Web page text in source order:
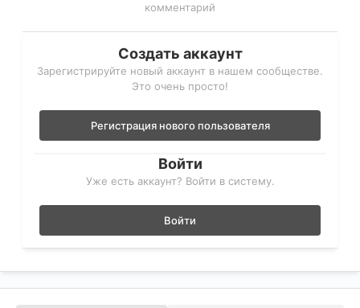
комментарий
Создать аккаунт
Зарегистрируйте новый аккаунт в нашем сообществе.
Это очень просто!
Регистрация нового пользователя
Войти
Уже есть аккаунт? Войти в систему.
Войти